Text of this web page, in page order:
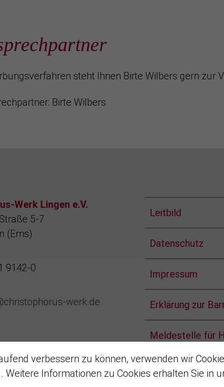
verbessern zu können, verwenden wir
Informationen zu Cookies erhalten Sie in
steht Ihnen Birte Wilbers gern zur
Birte Wilbers
Leitbild
Datenschutz
Impressum
Erklärung zur
Meldestelle für
Cookie-
Werk Lingen e.V.
5-7
(Ems)
9142-0
werk.de